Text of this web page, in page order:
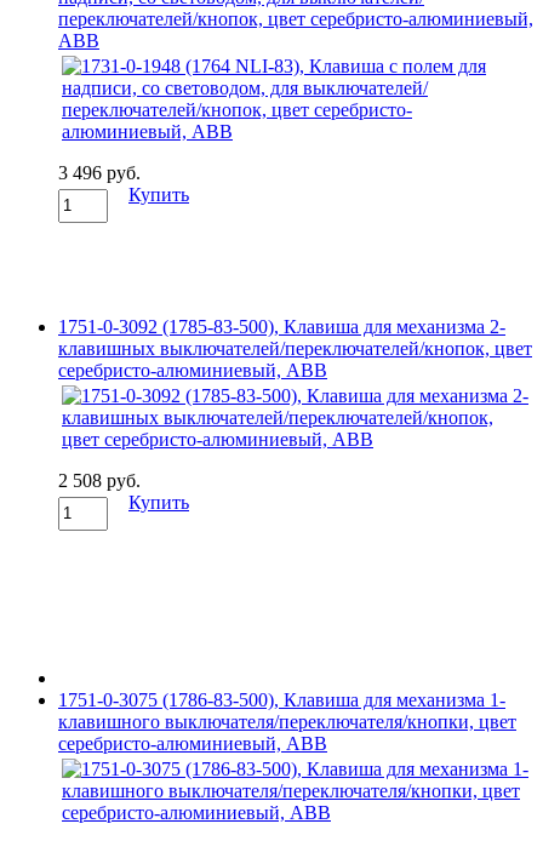
переключателей/кнопок, цвет серебристо-алюминиевый,
ABB
3 496 руб.
Купить
1751-0-3092 (1785-83-500), Клавиша для механизма 2-
клавишных выключателей/переключателей/кнопок, цвет
серебристо-алюминиевый, ABB
2 508 руб.
Купить
1751-0-3075 (1786-83-500), Клавиша для механизма 1-
клавишного выключателя/переключателя/кнопки, цвет
серебристо-алюминиевый, ABB